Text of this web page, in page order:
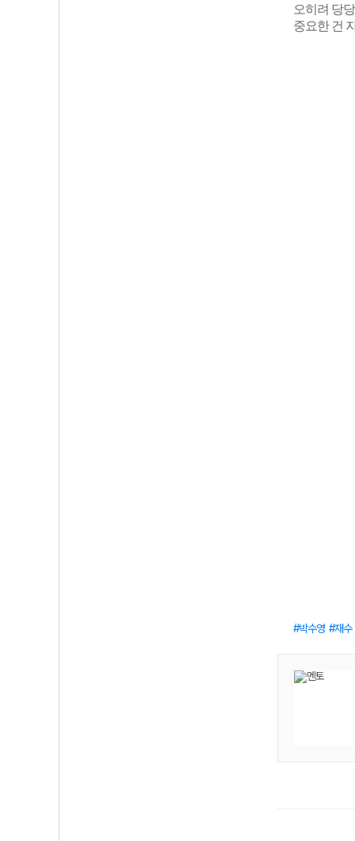
오히려 당
중요한 건
박수영 재수